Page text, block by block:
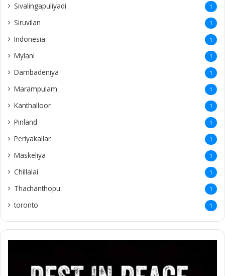
Sivalingapuliyadi 1
Siruvilan 1
Indonesia 1
Mylani 1
Dambadeniya 1
Marampulam 1
Kanthalloor 1
Pinland 1
Periyakallar 1
Maskeliya 1
Chillalai 1
Thachanthopu 1
toronto 1